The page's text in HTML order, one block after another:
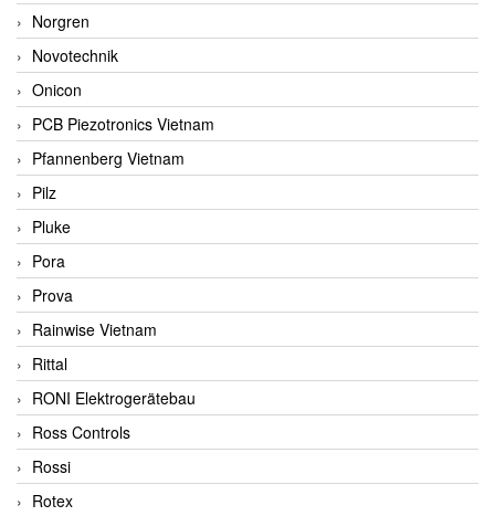
Norgren
Novotechnik
Onicon
PCB Piezotronics Vietnam
Pfannenberg Vietnam
Pilz
Pluke
Pora
Prova
Rainwise Vietnam
Rittal
RONI Elektrogerätebau
Ross Controls
Rossi
Rotex